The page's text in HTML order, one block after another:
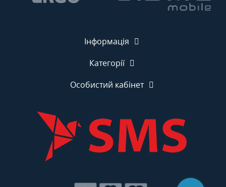
Інформація
Категорії
Особистий кабінет